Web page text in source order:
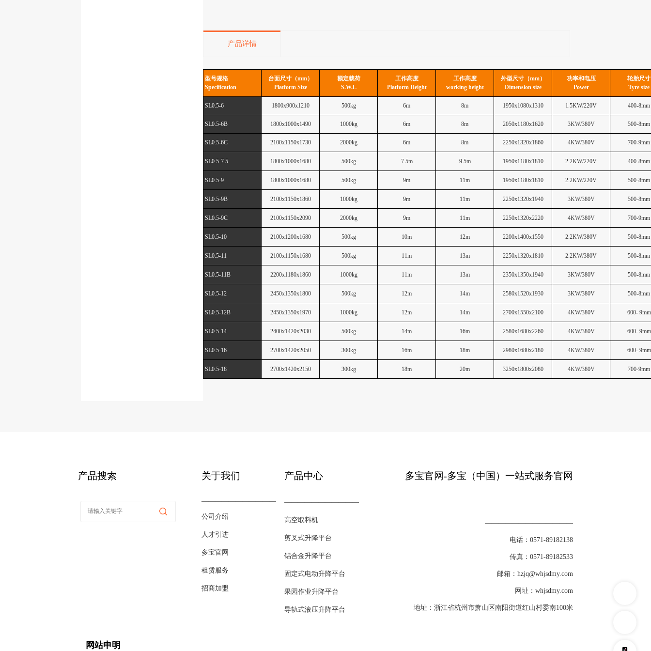
产品详情
型号规格
Specification
台面尺寸（mm）
Platform Size
额定载荷
S.W.L
工作高度
Platform Height
工作高度
working height
外型尺寸（mm）
Dimension size
功率和电压
Power
轮胎尺寸
Tyre size
SL0.5-6 1800x900x1210 500kg 6m 8m 1950x1080x1310 1.5KW/220V 400-8mm
SL0.5-6B 1800x1000x1490 1000kg 6m 8m 2050x1180x1620 3KW/380V 500-8mm
SL0.5-6C 2100x1150x1730 2000kg 6m 8m 2250x1320x1860 4KW/380V 700-9mm
SL0.5-7.5 1800x1000x1680 500kg 7.5m 9.5m 1950x1180x1810 2.2KW/220V 400-8mm
SL0.5-9 1800x1000x1680 500kg 9m 11m 1950x1180x1810 2.2KW/220V 500-8mm
SL0.5-9B 2100x1150x1860 1000kg 9m 11m 2250x1320x1940 3KW/380V 500-8mm
SL0.5-9C 2100x1150x2090 2000kg 9m 11m 2250x1320x2220 4KW/380V 700-9mm
SL0.5-10 2100x1200x1680 500kg 10m 12m 2200x1400x1550 2.2KW/380V 500-8mm
SL0.5-11 2100x1150x1680 500kg 11m 13m 2250x1320x1810 2.2KW/380V 500-8mm
SL0.5-11B 2200x1180x1860 1000kg 11m 13m 2350x1350x1940 3KW/380V 500-8mm
SL0.5-12 2450x1350x1800 500kg 12m 14m 2580x1520x1930 3KW/380V 500-8mm
SL0.5-12B 2450x1350x1970 1000kg 12m 14m 2700x1550x2100 4KW/380V 600- 9mm
SL0.5-14 2400x1420x2030 500kg 14m 16m 2580x1680x2260 4KW/380V 600- 9mm
SL0.5-16 2700x1420x2050 300kg 16m 18m 2980x1680x2180 4KW/380V 600- 9mm
SL0.5-18 2700x1420x2150 300kg 18m 20m 3250x1800x2080 4KW/380V 700-9mm
产品搜索 关于我们
———————————
公司介绍
人才引进
多宝官网
租赁服务
招商加盟
产品中心
———————————
高空取料机
剪叉式升降平台
铝合金升降平台
固定式电动升降平台
果园作业升降平台
导轨式液压升降平台
—————————————
电话：0571-89182138
传真：0571-89182533
邮箱：hzjq@whjsdmy.com
网址：whjsdmy.com
网站申明